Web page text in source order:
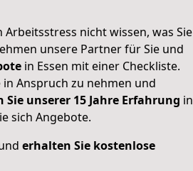
nicht wissen, was Sie
unsere Partner für Sie und
in Essen mit einer Checkliste.
in Anspruch zu nehmen und
Sie unserer 15 Jahre Erfahrung in
sich Angebote.
erhalten Sie kostenlose